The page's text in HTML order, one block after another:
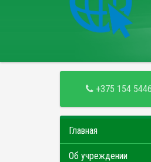
+375 154
Главная
Об учреждении